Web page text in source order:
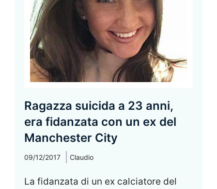
Ragazza suicida a 23 anni,
era fidanzata con un ex del
Manchester City
09/12/2017 Claudio
La fidanzata di un ex calciatore del